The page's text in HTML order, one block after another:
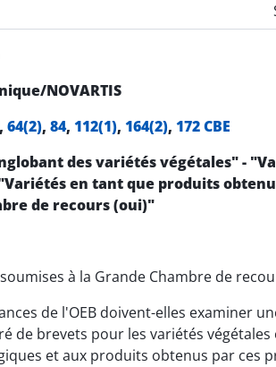
NOVARTIS
, 64(2), 84, 112(1), 164(2), 172 CBE
des variétés végétales" -
en tant que produits
de recours (oui)"
à la Grande Chambre de
de l'OEB doivent-elles examiner
de brevets pour les variétés
et aux produits obtenus par ces